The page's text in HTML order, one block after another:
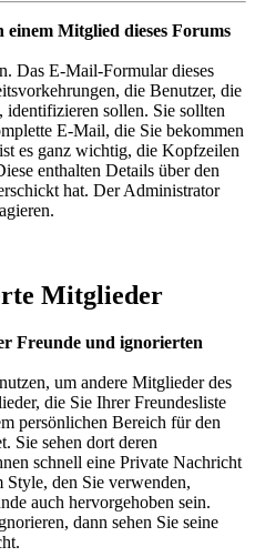
Mitglied dieses Forums
Das E-Mail-Formular dieses
die Benutzer, die
identifizieren sollen. Sie sollten
E-Mail, die Sie bekommen
es ganz wichtig, die Kopfzeilen
enthalten Details über den
hat. Der Administrator
Mitglieder
Freunde und ignorierten
um andere Mitglieder des
die Sie Ihrer Freundesliste
persönlichen Bereich für den
Sie sehen dort deren
schnell eine Private Nachricht
den Sie verwenden,
auch hervorgehoben sein.
dann sehen Sie seine